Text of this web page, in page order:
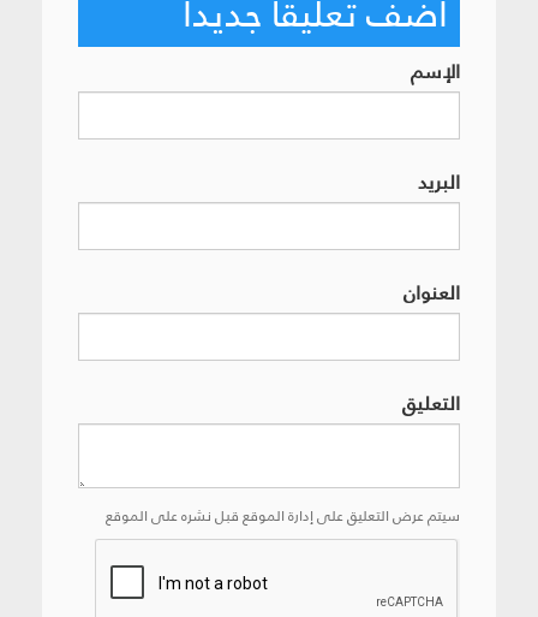
أضف تعليقاً جديداً
الإسم
البريد
العنوان
التعليق
سيتم عرض التعليق على إدارة الموقع قبل نشره على الموقع